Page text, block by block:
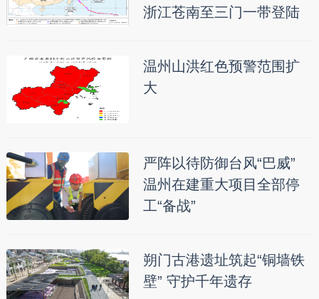
浙江苍南至三门一带登陆
温州山洪红色预警范围扩
大
严阵以待防御台风“巴威”
温州在建重大项目全部停
工“备战”
朔门古港遗址筑起“铜墙铁
壁” 守护千年遗存